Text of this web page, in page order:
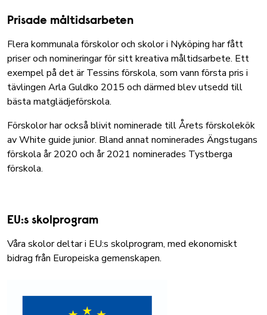
Prisade måltidsarbeten
Flera kommunala förskolor och skolor i Nyköping har fått
priser och nomineringar för sitt kreativa måltidsarbete. Ett
exempel på det ärTessins förskola, som vann första pris i
tävlingen Arla Guldko 2015 och därmed blev utsedd till
bästa matglädjeförskola.
Förskolor har också blivit nominerade till Årets förskolekök
av White guide junior. Bland annat nominerades Ängstugans
förskola år 2020 och år 2021 nominerades Tystberga
förskola.
EU:s skolprogram
Våra skolor deltar i EU:s skolprogram, med ekonomiskt
bidrag från Europeiska gemenskapen.